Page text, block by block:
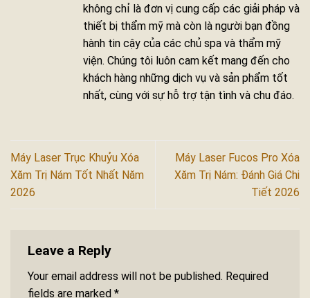
không chỉ là đơn vị cung cấp các giải pháp và
thiết bị thẩm mỹ mà còn là người bạn đồng
hành tin cậy của các chủ spa và thẩm mỹ
viện. Chúng tôi luôn cam kết mang đến cho
khách hàng những dịch vụ và sản phẩm tốt
nhất, cùng với sự hỗ trợ tận tình và chu đáo.
Máy Laser Trục Khuỷu Xóa
Xăm Trị Nám Tốt Nhất Năm
2026
Máy Laser Fucos Pro Xóa
Xăm Trị Nám: Đánh Giá Chi
Tiết 2026
Leave a Reply
Your email address will not be published. Required
fields are marked *